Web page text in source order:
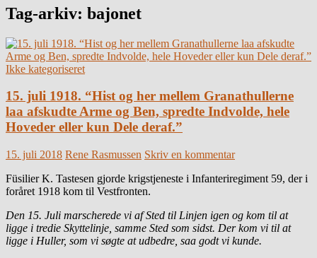
Tag-arkiv: bajonet
Ikke kategoriseret
15. juli 1918. “Hist og her mellem Granathullerne
laa afskudte Arme og Ben, spredte Indvolde, hele
Hoveder eller kun Dele deraf.”
15. juli 2018 Rene Rasmussen Skriv en kommentar
Füsilier K. Tastesen gjorde krigstjeneste i Infanteriregiment 59, der i
foråret 1918 kom til Vestfronten.
Den 15. Juli marscherede vi af Sted til Linjen igen og kom til at
ligge i tredie Skyttelinje, samme Sted som sidst. Der kom vi til at
ligge i Huller, som vi søgte at udbedre, saa godt vi kunde.